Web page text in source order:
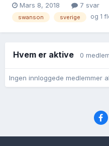
over-den-utfordrande-
mellom-anna-bergen-
Mars 8, 2018 7 svar
swanson sverige og 1
Hvem er aktive 0
Ingen innloggede medlemmer